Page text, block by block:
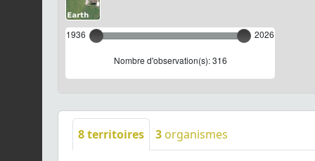
1936 2026
Nombre d'observation(s): 316
8territoires 3 organismes